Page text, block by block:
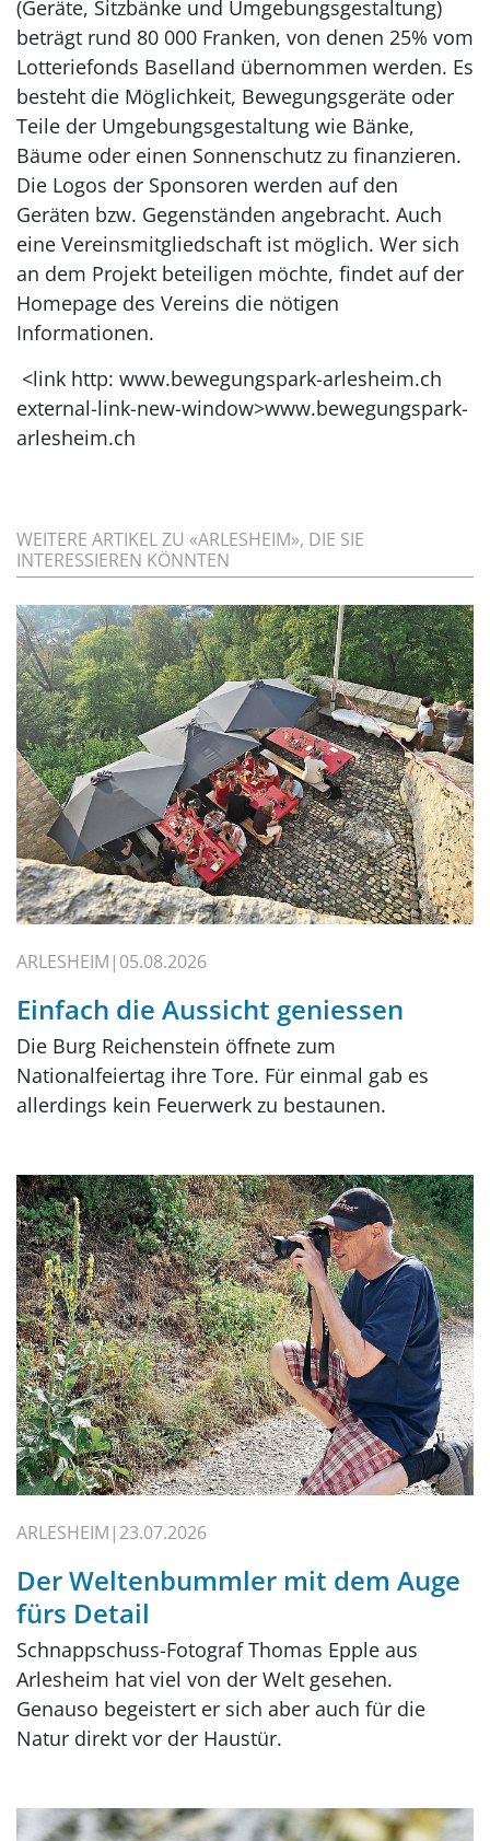
(Geräte, Sitzbänke und Umgebungsgestaltung)
beträgt rund 80 000 Franken, von denen 25% vom
Lotteriefonds Baselland übernommen werden. Es
besteht die Möglichkeit, Bewegungsgeräte oder
Teile der Umgebungsgestaltung wie Bänke,
Bäume oder einen Sonnenschutz zu finanzieren.
Die Logos der Sponsoren werden auf den
Geräten bzw. Gegenständen angebracht. Auch
eine Vereinsmitgliedschaft ist möglich. Wer sich
an dem Projekt beteiligen möchte, findet auf der
Homepage des Vereins die nötigen
Informationen.
<link http: www.bewegungspark-arlesheim.ch
external-link-new-window>www.bewegungspark-
arlesheim.ch
WEITERE ARTIKEL ZU «ARLESHEIM», DIE SIE
INTERESSIEREN KÖNNTEN
ARLESHEIM 05.08.2026
Einfach die Aussicht geniessen
Die Burg Reichenstein öffnete zum
Nationalfeiertag ihre Tore. Für einmal gab es
allerdings kein Feuerwerk zu bestaunen.
ARLESHEIM 23.07.2026
Der Weltenbummler mit dem Auge
fürs Detail
Schnappschuss-Fotograf Thomas Epple aus
Arlesheim hat viel von der Welt gesehen.
Genauso begeistert er sich aber auch für die
Natur direkt vor der Haustür.